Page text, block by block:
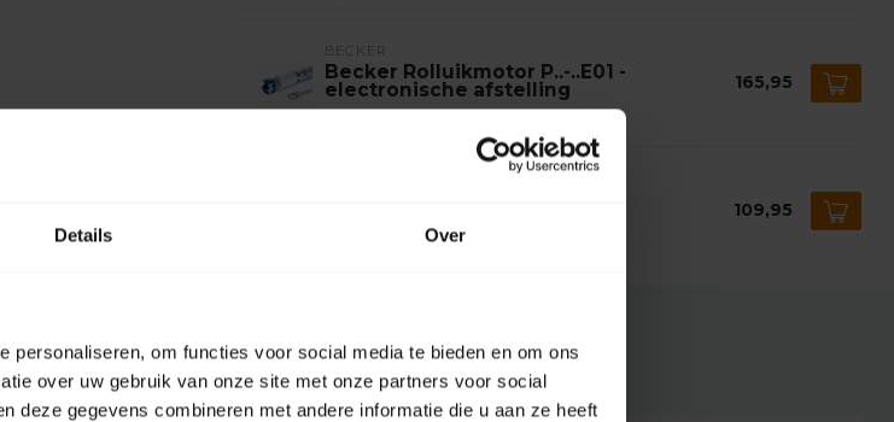
Details Over
personaliseren, om functies voor social media te bieden en om ons
over uw gebruik van onze site met onze partners voor social
deze gegevens combineren met andere informatie die u aan ze heeft
BECKER
Becker Rolluikmotor P..-..E01 -
electronische afstelling 165,95
109,95